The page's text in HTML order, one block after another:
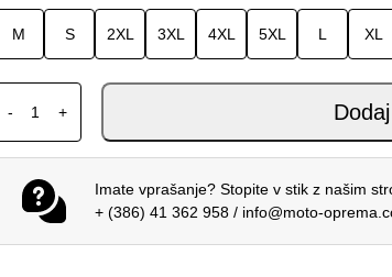
M S 2XL 3XL 4XL 5XL L XL
-
ALPINESTARS CHROME V2 SPORT HOODIE
+
Imate vprašanje? Stopite v stik z našim
+ (386) 41 362 958 / info@moto-